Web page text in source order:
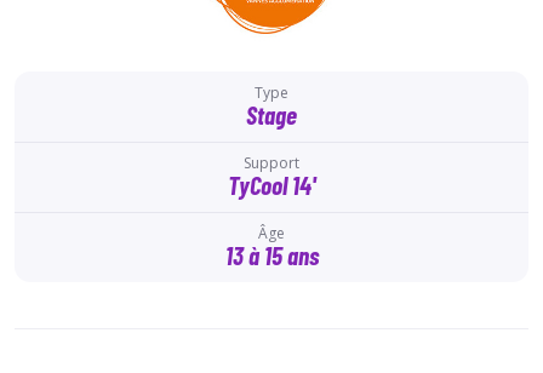
Type
Stage
Support
TyCool 14'
Âge
13 à 15 ans